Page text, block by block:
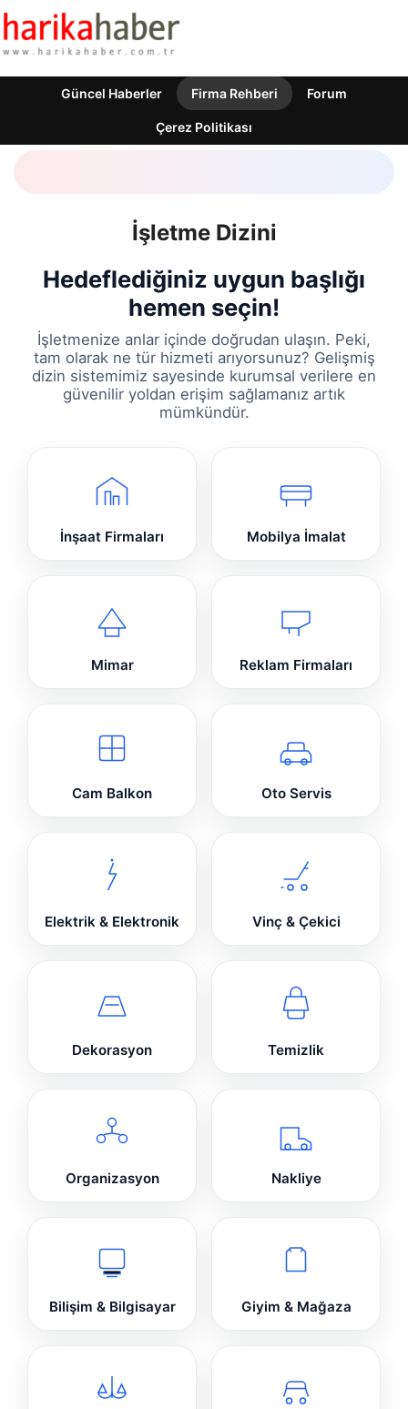
Güncel Haberler Firma Rehberi Forum
Çerez Politikası
İşletme Dizini
Hedeflediğiniz uygun başlığı
hemen seçin!
İşletmenize anlar içinde doğrudan ulaşın. Peki,
tam olarak ne tür hizmeti arıyorsunuz? Gelişmiş
dizin sistemimiz sayesinde kurumsal verilere en
güvenilir yoldan erişim sağlamanız artık
mümkündür.
İnşaat Firmaları Mobilya İmalat
Mimar Reklam Firmaları
Cam Balkon Oto Servis
Elektrik & Elektronik Vinç & Çekici
Dekorasyon Temizlik
Organizasyon Nakliye
Bilişim & Bilgisayar Giyim & Mağaza